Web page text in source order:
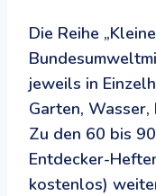
Die Reihe
jeweils in
Garten, Wasser,
Zu den 60 bis
Entdecker-
kostenlos)